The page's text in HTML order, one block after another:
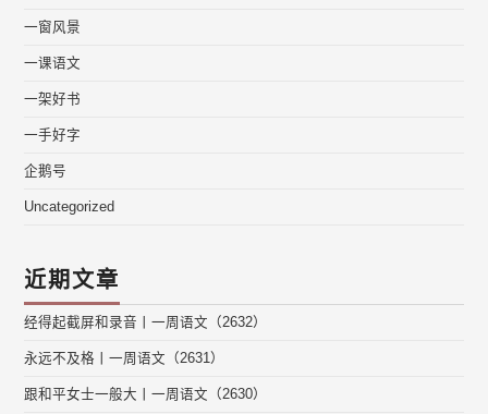
一窗风景
一课语文
一架好书
一手好字
企鹅号
Uncategorized
近期文章
经得起截屏和录音丨一周语文（2632）
永远不及格丨一周语文（2631）
跟和平女士一般大丨一周语文（2630）